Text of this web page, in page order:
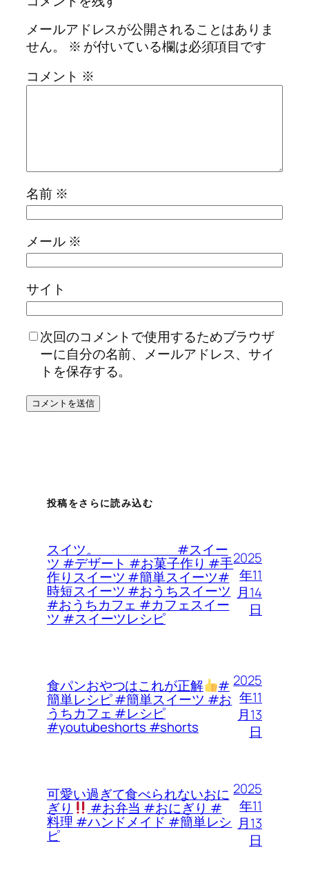
メールアドレスが公開されることはありま
せん。
※ が付いている欄は必須項目です
コメント ※
名前 ※
メール ※
サイト
次回のコメントで使用するためブラウザ
ーに自分の名前、メールアドレス、サイ
トを保存する。
投稿をさらに読み込む
スイツ。 #スイー
ツ #デザート #お菓子作り #手
作りスイーツ #簡単スイーツ#
時短スイーツ #おうちスイーツ
#おうちカフェ #カフェスイー
ツ #スイーツレシピ
2025
年11
月14
日
食パンおやつはこれが正解 #
簡単レシピ #簡単スイーツ #お
うちカフェ #レシピ
#youtubeshorts #shorts
2025
年11
月13
日
可愛い過ぎて食べられないおに
ぎり #お弁当 #おにぎり #
料理 #ハンドメイド #簡単レシ
ピ
2025
年11
月13
日